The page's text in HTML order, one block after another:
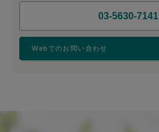
03-5630-7141
Webでのお問い合わせ